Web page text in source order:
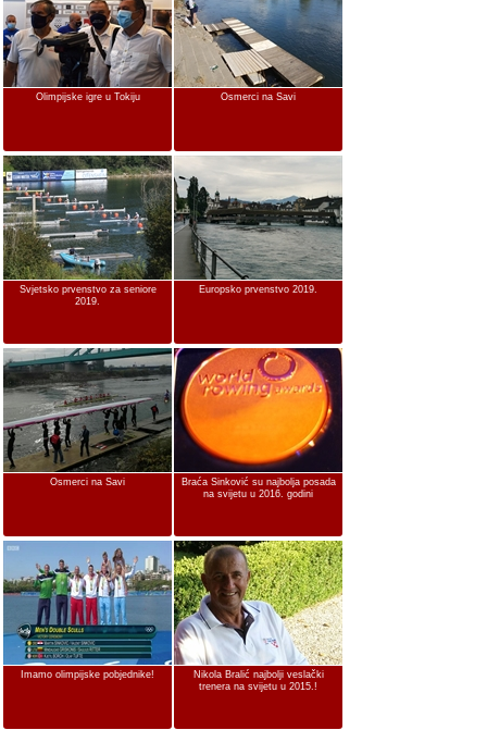
Olimpijske igre u Tokiju Osmerci na Savi
Svjetsko prvenstvo za seniore
2019.
Europsko prvenstvo 2019.
Osmerci na Savi
Braća Sinković su najbolja posada
na svijetu u 2016. godini
Imamo olimpijske pobjednike!
Nikola Bralić najbolji veslački
trenera na svijetu u 2015.!